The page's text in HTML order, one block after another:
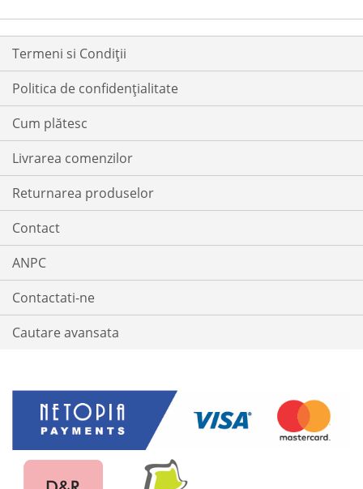
Termeni si Condiții
Politica de confidențialitate
Cum plătesc
Livrarea comenzilor
Returnarea produselor
Contact
ANPC
Contactati-ne
Cautare avansata